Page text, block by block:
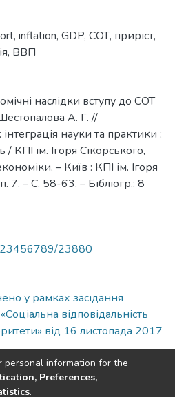
, inflation, GDP, СОТ, приріст,
, ВВП
наслідки вступу до СОТ
А. Г. //
науки та практики :
КПІ ім. Ігоря Сікорського,
– Київ : КПІ ім. Ігоря
7. – С. 58-63. – Бібліогр.: 8
23880
у рамках засідання
відповідальність
від 16 листопада 2017
personal information for the
Preferences,
.